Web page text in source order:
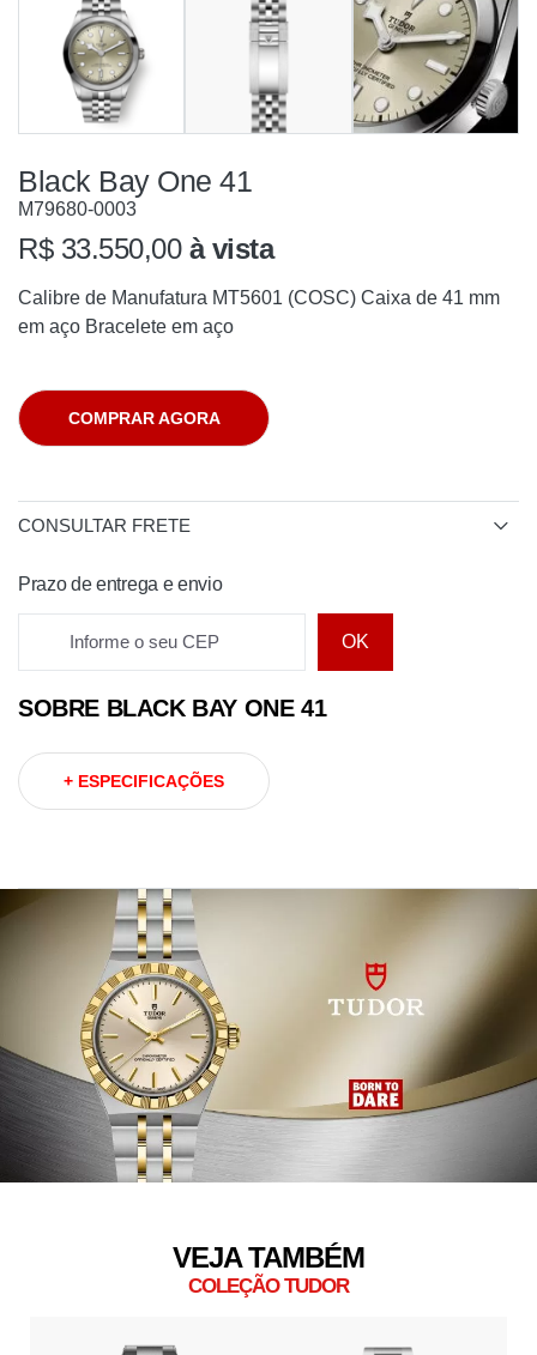
Black Bay One 41
M79680-0003
R$ 33.550,00à vista
Calibre de Manufatura MT5601 (COSC) Caixa de 41 mm
em aço Bracelete em aço
COMPRAR AGORA
CONSULTAR FRETE
Prazo de entrega e envio
Informe o seu CEP OK
Prazo para o CEP
SOBRE BLACK BAY ONE 41
+ ESPECIFICAÇÕES
VEJA TAMBÉM
COLEÇÃO TUDOR